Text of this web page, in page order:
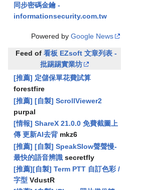
同步密碼金鑰 -
informationsecurity.com.tw
Powered by Google News
Feed of 看板 EZsoft 文章列表 -
批踢踢實業坊
[推薦] 定儲保單花費試算
forestfire
[推薦] [自製] ScrollViewer2
purpal
[情報] ShareX 21.0.0 免費截圖上
傳 更新AI去背mkz6
[推薦] [自製] SpeakSlow聲聲慢-
最快的語音辨識 secretfly
[推薦][自製] Term PTT 自訂色彩 /
字型 VdustR